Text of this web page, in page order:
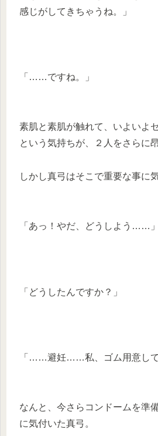
感じがしてきちゃうね。」
「……ですね。」
素肌と素肌が触れて、いよいよ
という気持ちが、２人をさらに
しかし真弓はそこで重要な事に
「あっ！やだ、どうしよう……」
「どうしたんですか？」
「……避妊……私、ゴム用意し
なんと、今さらコンドームを準
に気付いた真弓。